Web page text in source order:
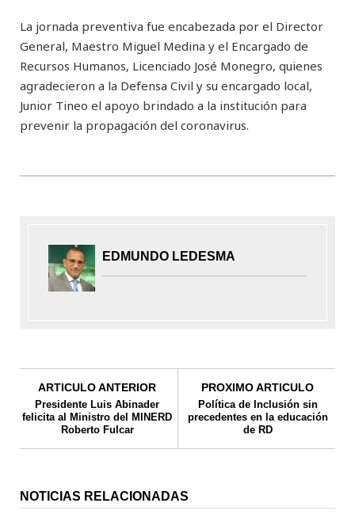
La jornada preventiva fue encabezada por el Director
General, Maestro Miguel Medina y el Encargado de
Recursos Humanos, Licenciado José Monegro, quienes
agradecieron a la Defensa Civil y su encargado local,
Junior Tineo el apoyo brindado a la institución para
prevenir la propagación del coronavirus.
EDMUNDO LEDESMA
ARTICULO ANTERIOR
Presidente Luis Abinader
felicita al Ministro del MINERD
Roberto Fulcar
PROXIMO ARTICULO
Política de Inclusión sin
precedentes en la educación
de RD
NOTICIAS RELACIONADAS
COBA realiza Operación Garantía de Paz en las